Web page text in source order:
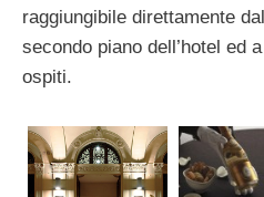
raggiungibile direttamente
secondo piano dell’hotel ed
ospiti.